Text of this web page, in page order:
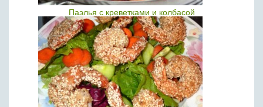
Паэлья с креветками и колбасой